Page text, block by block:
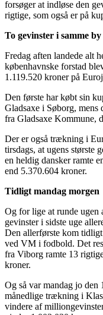
forsøger at indløse den
rigtige, som også er på
To gevinster i samme by
Fredag aften landede alt
københavnske forstad
1.119.520 kroner på
Den første har købt sin
Gladsaxe i Søborg, mens
fra Gladsaxe Kommune,
Der er også trækning i
tirsdags, at ugens største
en heldig dansker ramte
end 5.370.604 kroner.
Tidligt mandag morgen
Og for lige at runde ugen
gevinster i sidste uge
Den allerførste kom
ved VM i fodbold. Det
fra Viborg ramte 13
kroner.
Og så var mandag jo den
månedlige trækning i
vindere af